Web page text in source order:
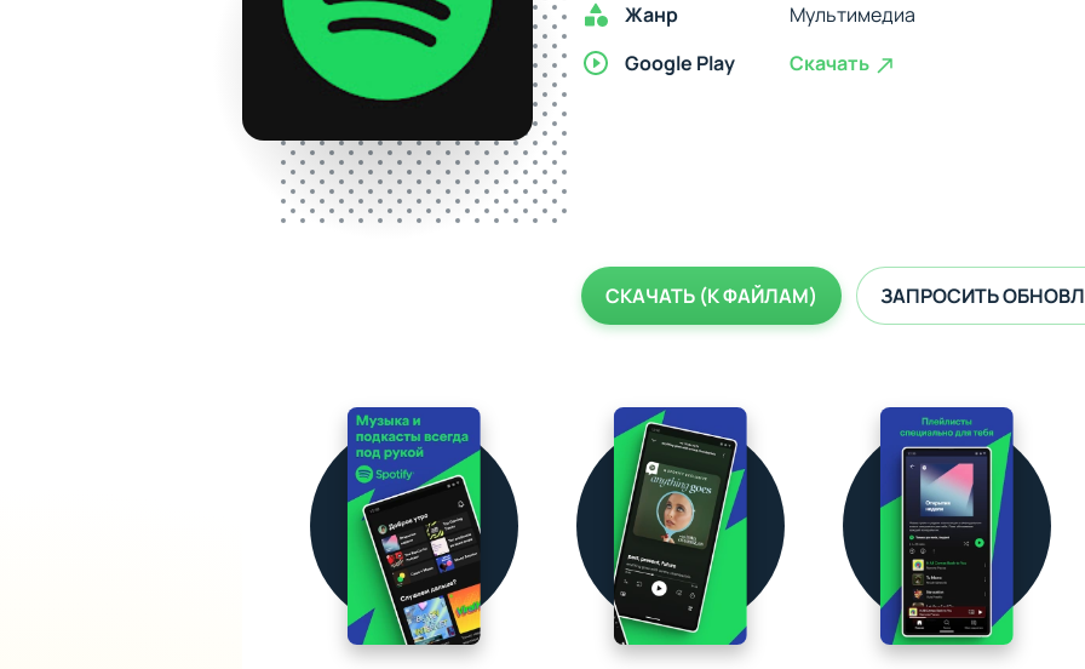
Жанр
Мультимедиа
Google Play
Скачать
СКАЧАТЬ (К ФАЙЛАМ) ЗАПРОСИТЬ